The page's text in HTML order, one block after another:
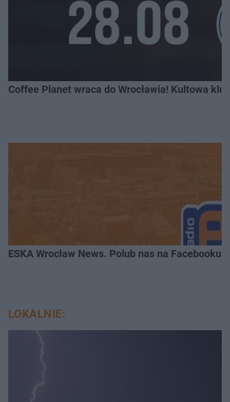
Coffee Planet wraca do Wrocławia! Kultowa
ESKA Wrocław News. Polub nas na Facebooku!
LOKALNIE: